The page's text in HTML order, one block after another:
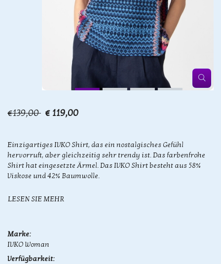
€139,00 € 119,00
Einzigartiges IVKO Shirt, das ein nostalgisches Gefühl
hervorruft, aber gleichzeitig sehr trendy ist. Das farbenfrohe
Shirt hat eingesetzte Ärmel. Das IVKO Shirt besteht aus 58%
Viskose und 42% Baumwolle.
LESEN SIE MEHR
Marke:
IVKO Woman
Verfügbarkeit: